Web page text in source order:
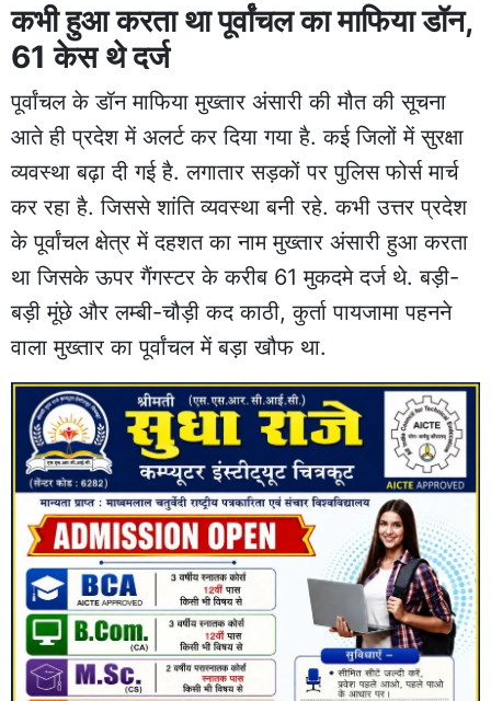
कभी हुआ करता था पूर्वांचल का माफिया डॉन,
61 केस थे दर्ज
पूर्वांचल के डॉन माफिया मुख्तार अंसारी की मौत की सूचना
आते ही प्रदेश में अलर्ट कर दिया गया है. कई जिलों में सुरक्षा
व्यवस्था बढ़ा दी गई है. लगातार सड़कों पर पुलिस फोर्स मार्च
कर रहा है. जिससे शांति व्यवस्था बनी रहे. कभी उत्तर प्रदेश
के पूर्वांचल क्षेत्र में दहशत का नाम मुख्तार अंसारी हुआ करता
था जिसके ऊपर गैंगस्टर के करीब 61 मुकदमे दर्ज थे. बड़ी-
बड़ी मूंछे और लम्बी-चौड़ी कद काठी, कुर्ता पायजामा पहनने
वाला मुख्तार का पूर्वांचल में बड़ा खौफ था.